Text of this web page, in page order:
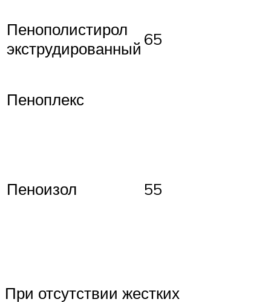
Пенополистирол
экструдированный 65
Пеноплекс
Пеноизол 55
При отсутствии жестких